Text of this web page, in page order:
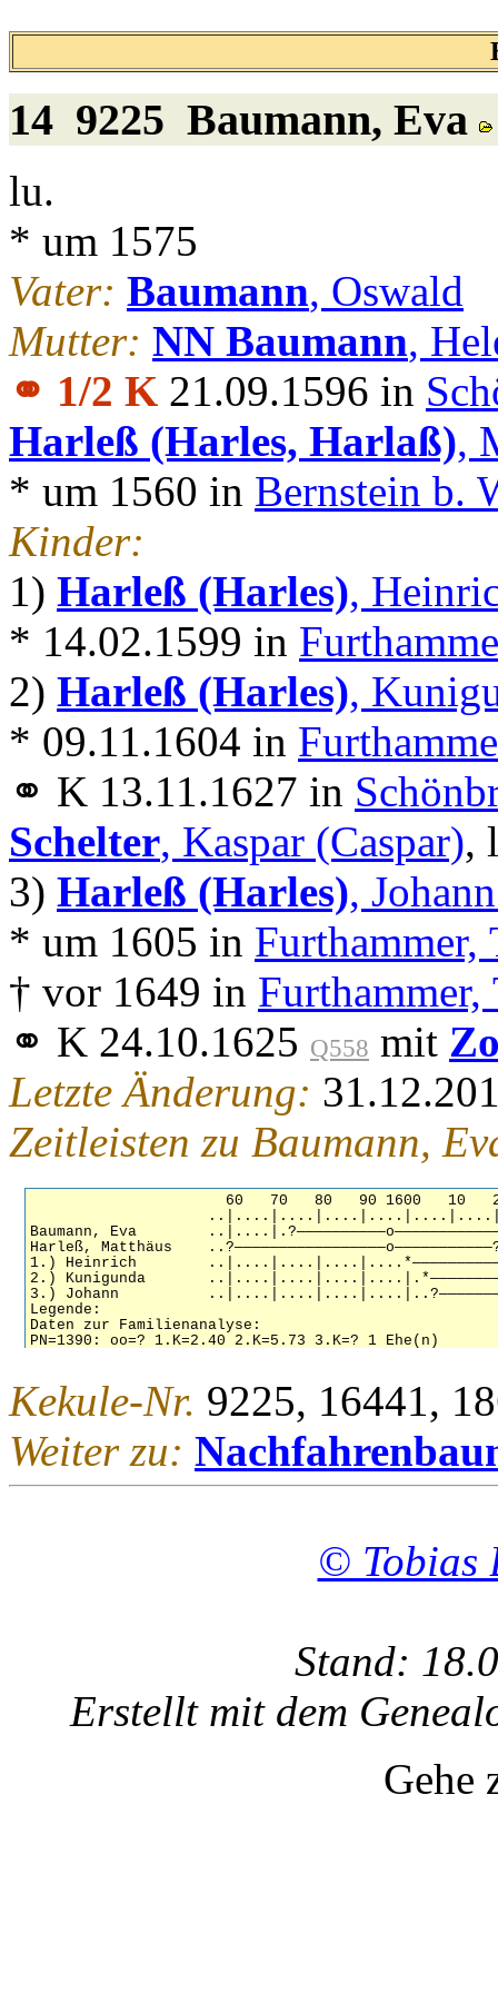
14 9225 Baumann, Eva
lu.
* um 1575
Vater: Baumann, Oswald
Mutter: NN Baumann,
⚭ 1/2 K 21.09.1596 in
Harleß (Harles, Harlaß),
* um 1560 in Bernstein b.
Kinder:
1) Harleß (Harles),
* 14.02.1599 in
2) Harleß (Harles),
* 09.11.1604 in
⚭ K 13.11.1627 in
Schelter, Kaspar (Caspar),
3) Harleß (Harles),
* um 1605 in Furthammer,
† vor 1649 in Furthammer,
⚭ K 24.10.1625 Q558 mit
Letzte Änderung:
Zeitleisten zu Baumann,
Kekule-Nr. 9225, 16441,
Weiter zu:
© Tobias
Stand:
Erstellt mit dem
Gehe